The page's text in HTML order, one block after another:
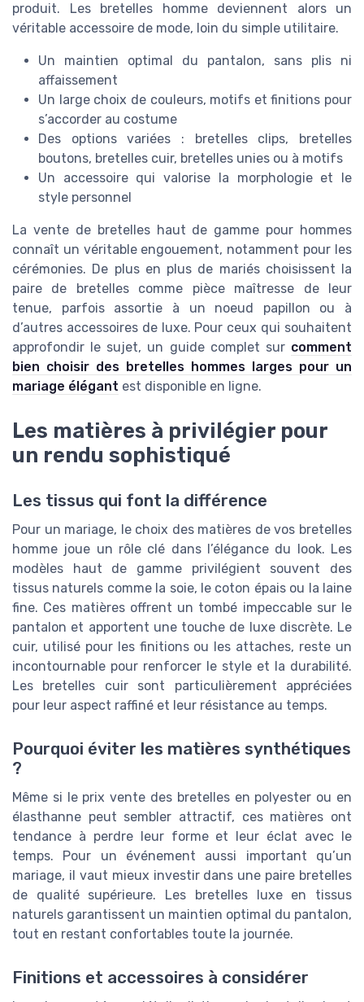
produit. Les bretelles homme deviennent alors un
véritable accessoire de mode, loin du simple utilitaire.
Un maintien optimal du pantalon, sans plis ni
affaissement
Un large choix de couleurs, motifs et finitions pour
s’accorder au costume
Des options variées : bretelles clips, bretelles
boutons, bretelles cuir, bretelles unies ou à motifs
Un accessoire qui valorise la morphologie et le
style personnel
La vente de bretelles haut de gamme pour hommes
connaît un véritable engouement, notamment pour les
cérémonies. De plus en plus de mariés choisissent la
paire de bretelles comme pièce maîtresse de leur
tenue, parfois assortie à un noeud papillon ou à
d’autres accessoires de luxe. Pour ceux qui souhaitent
approfondir le sujet, un guide complet sur comment
bien choisir des bretelles hommes larges pour un
mariage élégant est disponible en ligne.
Les matières à privilégier pour
un rendu sophistiqué
Les tissus qui font la différence
Pour un mariage, le choix des matières de vos bretelles
homme joue un rôle clé dans l’élégance du look. Les
modèles haut de gamme privilégient souvent des
tissus naturels comme la soie, le coton épais ou la laine
fine. Ces matières offrent un tombé impeccable sur le
pantalon et apportent une touche de luxe discrète. Le
cuir, utilisé pour les finitions ou les attaches, reste un
incontournable pour renforcer le style et la durabilité.
Les bretelles cuir sont particulièrement appréciées
pour leur aspect raffiné et leur résistance au temps.
Pourquoi éviter les matières synthétiques
?
Même si le prix vente des bretelles en polyester ou en
élasthanne peut sembler attractif, ces matières ont
tendance à perdre leur forme et leur éclat avec le
temps. Pour un événement aussi important qu’un
mariage, il vaut mieux investir dans une paire bretelles
de qualité supérieure. Les bretelles luxe en tissus
naturels garantissent un maintien optimal du pantalon,
tout en restant confortables toute la journée.
Finitions et accessoires à considérer